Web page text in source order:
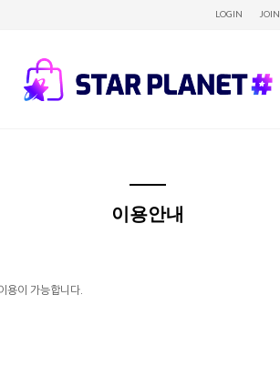
LOGIN JOIN
이용안내
용이 가능합니다.